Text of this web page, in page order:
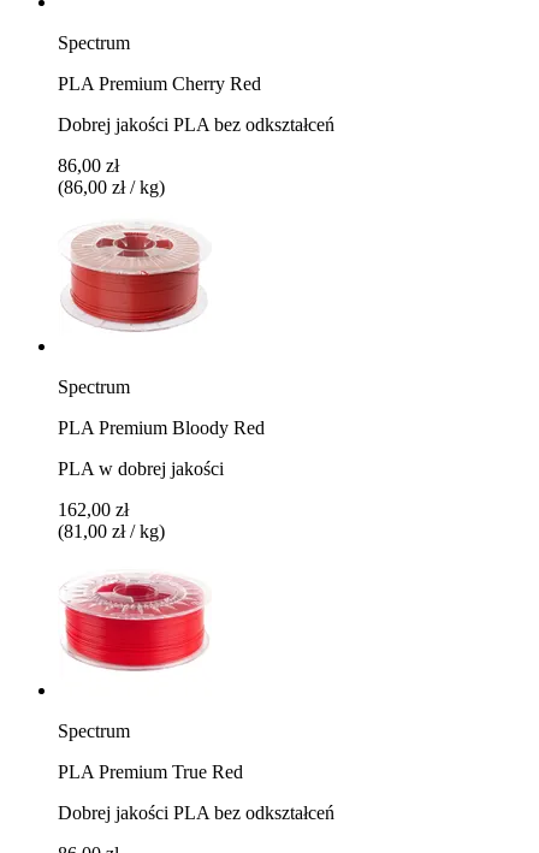
Spectrum
PLA Premium Cherry Red
Dobrej jakości PLA bez odkształceń
86,00 zł
(86,00 zł / kg)
Spectrum
PLA Premium Bloody Red
PLA w dobrej jakości
162,00 zł
(81,00 zł / kg)
Spectrum
PLA Premium True Red
Dobrej jakości PLA bez odkształceń